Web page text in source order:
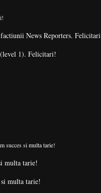
News Reporters.
(level 1). Felicitari!
succes si multa tarie!
multa tarie!
multa tarie!